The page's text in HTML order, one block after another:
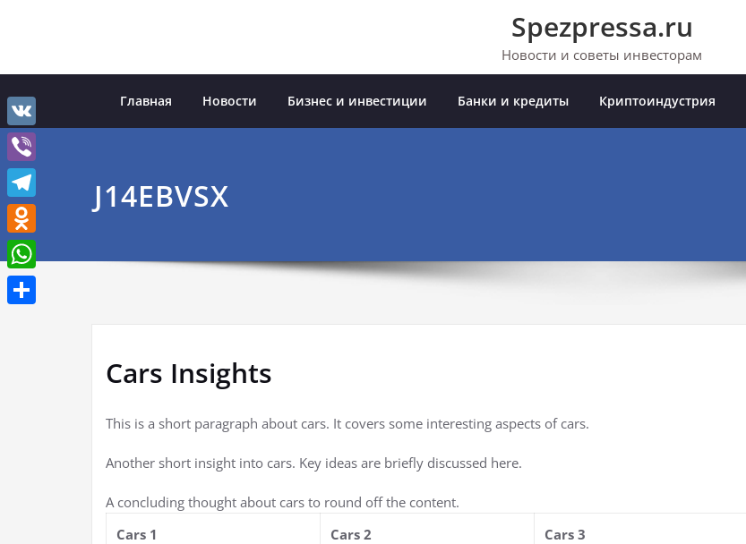
Spezpressa.ru
Новости и советы инвесторам
Главная Новости Бизнес и инвестиции Банки и кредиты Криптоиндустрия
J14EBVSX
Cars Insights
This is a short paragraph about cars. It covers some interesting aspects of cars.
Another short insight into cars. Key ideas are briefly discussed here.
A concluding thought about cars to round off the content.
Cars 1
Cars 2 Cars 3
VK
Viber
Telegram
Odnoklassniki
WhatsApp